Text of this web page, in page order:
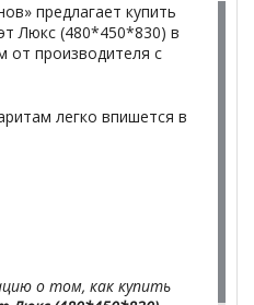
предлагает купить
Люкс (480*450*830) в
от производителя с
легко впишется в
о том, как купить